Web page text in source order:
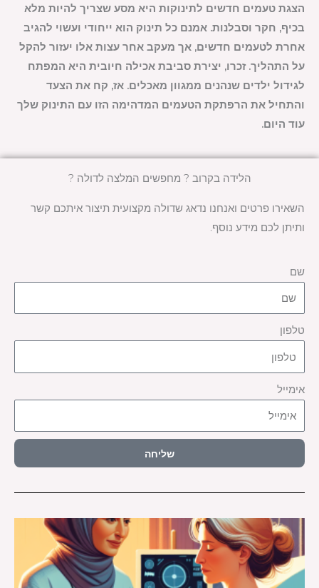
הלידה בקרוב ? מחפשים המלצה לדולה ?
השאירו פרטים ואנחנו נדאג שדולה מקצועית תיצור איתכם קשר
ותיתן לכם מידע נוסף.
שם
טלפון
אימייל
שליחה
הצגת טעמים חדשים לתינוקות היא מסע שצריך להיות מלא
בכיף, חקר וסבלנות. אמנם כל תינוק הוא ייחודי ועשוי להגיב
אחרת לטעמים חדשים, אך מעקב אחר עצות אלו יעזור להקל
על התהליך. זכרו, יצירת סביבת אכילה חיובית היא המפתח
לגידול ילדים שנהנים ממגוון מאכלים. אז, קח את הצעד
והתחיל את הרפתקת הטעמים המדהימה הזו עם התינוק שלך
עוד היום.